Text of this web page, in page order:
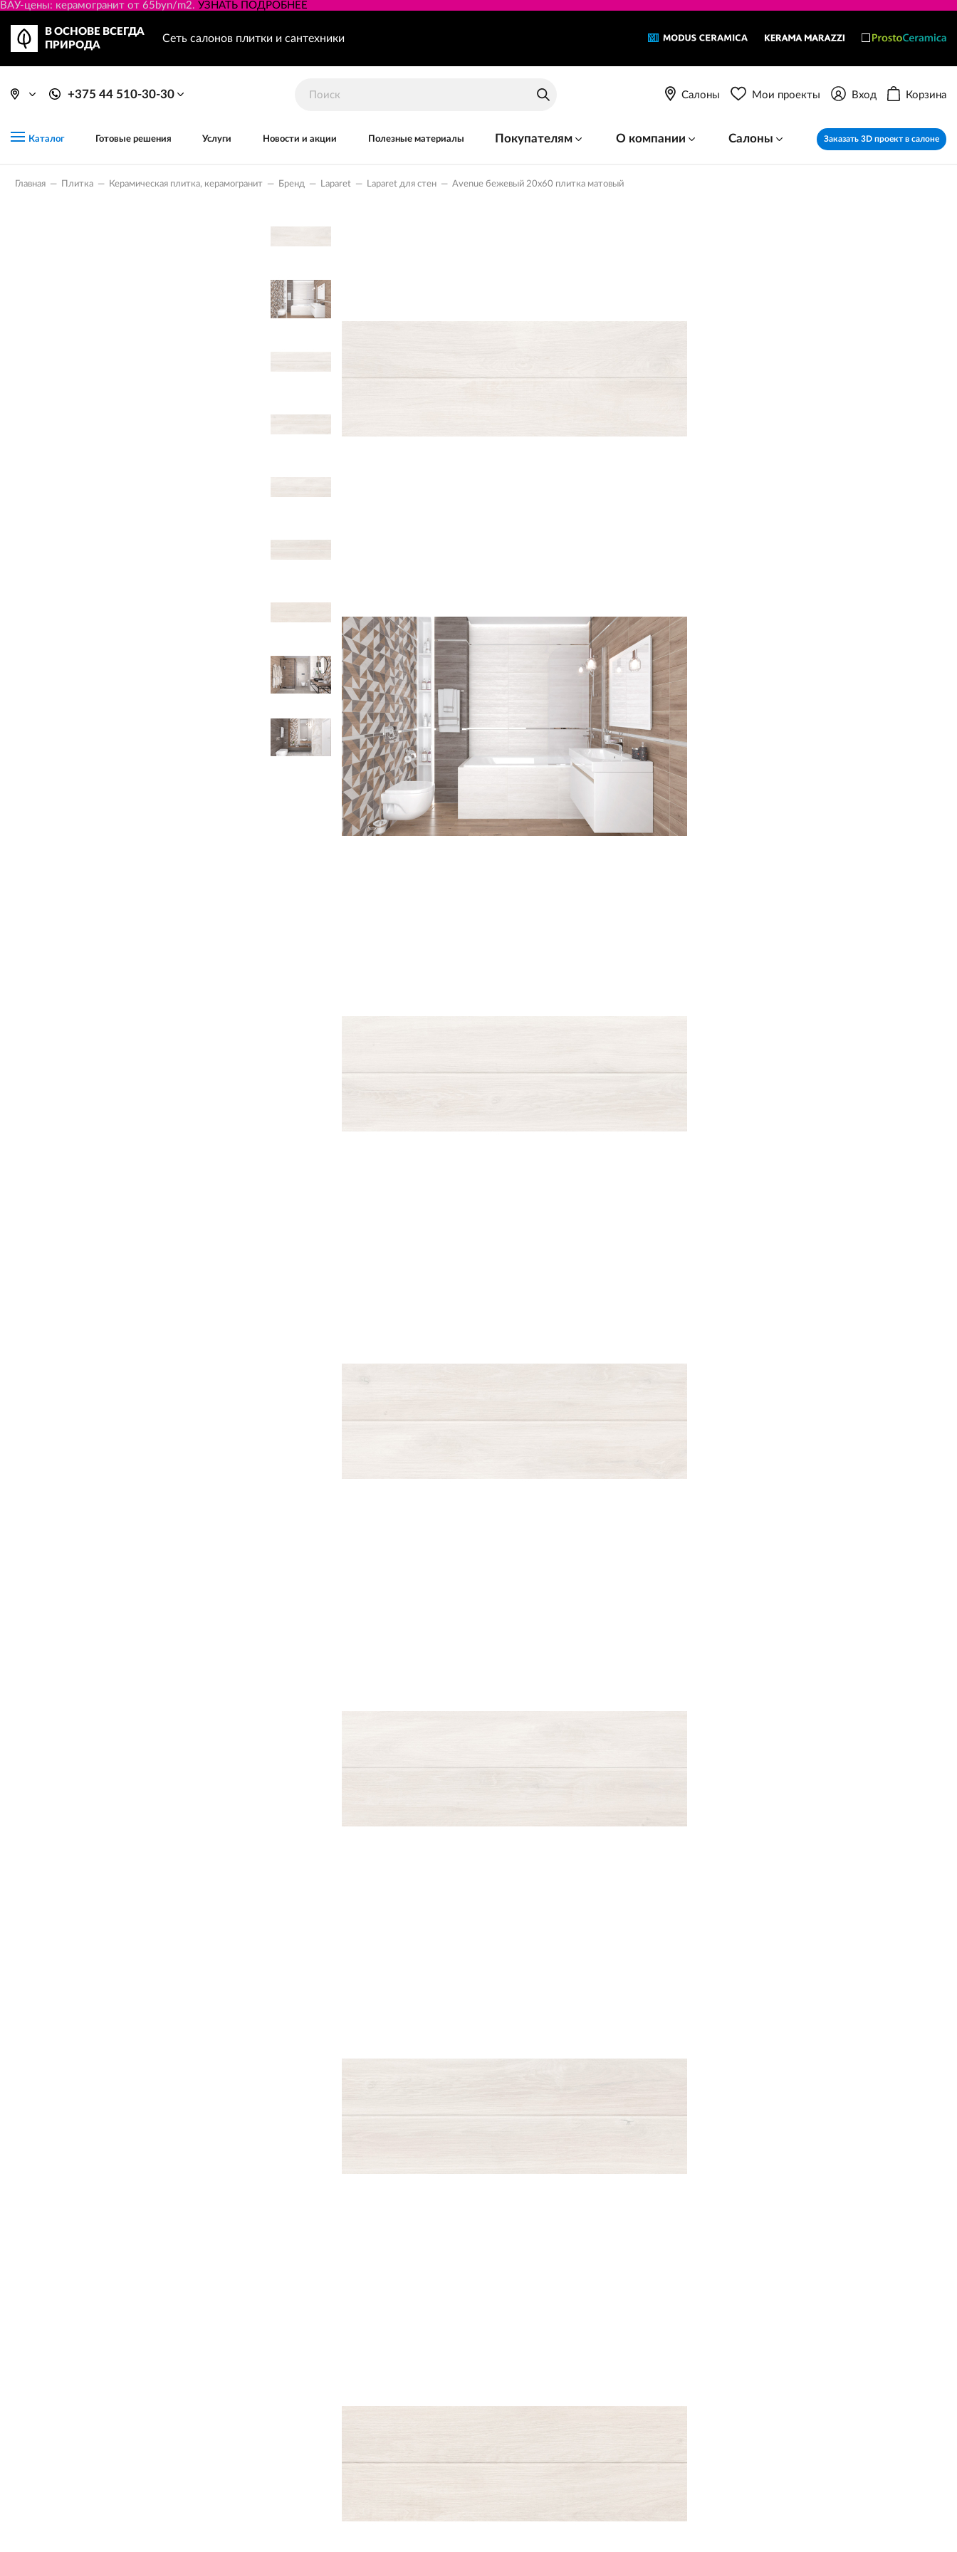
ВАУ-цены: керамогранит от 65byn/m2. УЗНАТЬ ПОДРОБНЕЕ
В ОСНОВЕ ВСЕГДА
ПРИРОДА
Сеть салонов плитки и сантехники
+375 44 510-30-30 Салоны Мои проекты Вход Корзина
Каталог Готовые решения Услуги Новости и акции Полезные материалы Покупателям О компании Салоны Заказать 3D проект в салоне
Главная — Плитка — Керамическая плитка, керамогранит — Бренд — Laparet — Laparet для стен — Avenue бежевый 20x60 плитка матовый